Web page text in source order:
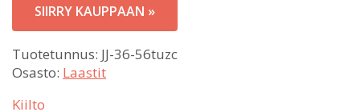
SIIRRY KAUPPAAN »
Tuotetunnus: JJ-36-56tuzc
Osasto: Laastit
Kiilto